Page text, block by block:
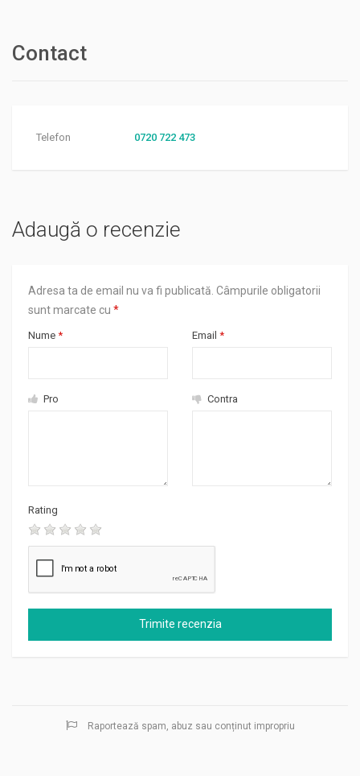
Contact
Telefon 0720 722 473
Adaugă o recenzie
Adresa ta de email nu va fi publicată. Câmpurile obligatorii
sunt marcate cu *
Nume * Email *
Pro Contra
Rating
Raportează spam, abuz sau conținut impropriu